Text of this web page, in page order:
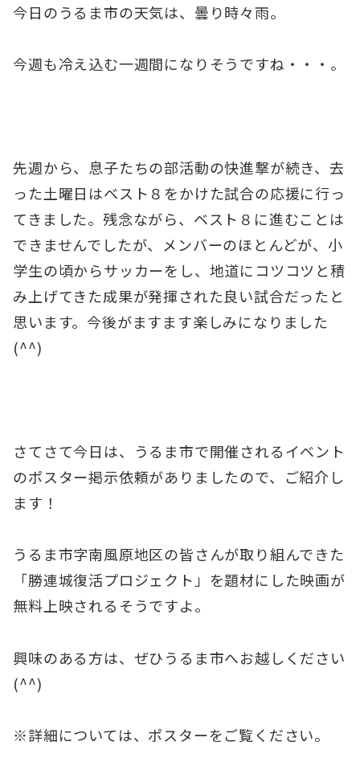
今日のうるま市の天気は、曇り時々雨。
今週も冷え込む一週間になりそうですね・・・。
先週から、息子たちの部活動の快進撃が続き、去
った土曜日はベスト８をかけた試合の応援に行っ
てきました。残念ながら、ベスト８に進むことは
できませんでしたが、メンバーのほとんどが、小
学生の頃からサッカーをし、地道にコツコツと積
み上げてきた成果が発揮された良い試合だったと
思います。今後がますます楽しみになりました
(^^)
さてさて今日は、うるま市で開催されるイベント
のポスター掲示依頼がありましたので、ご紹介し
ます！
うるま市字南風原地区の皆さんが取り組んできた
「勝連城復活プロジェクト」を題材にした映画が
無料上映されるそうですよ。
興味のある方は、ぜひうるま市へお越しください
(^^)
※詳細については、ポスターをご覧ください。